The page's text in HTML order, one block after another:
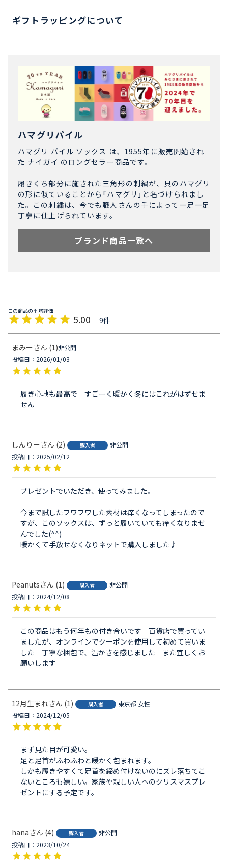
ギフトラッピングについて
ハマグリパイル
ハマグリ パイル ソックス は、1955年に販売開始され
た ナイガイ のロングセラー商品です。
履きくち部分に施された三角形の刺繍が、貝のハマグリ
の形に似ていることから「ハマグリ」と名づけられまし
た。この刺繍は、今でも職人さんの手によって一足一足
丁寧に仕上げられています。
ブランド商品一覧へ
5.00 9
まみー 1 非公開
投稿日
2026/01/03
履き心地も最高で　すごーく暖かく冬にはこれがはずせま
せん
しんりー 2 購入者
非公開
投稿日
2025/02/12
プレゼントでいただき、使ってみました。
今まで試したフワフワした素材は痒くなってしまったので
すが、このソックスは、ずっと履いていても痒くなりませ
んでした(^^)
暖かくて手放せなくなりネットで購入しました♪
Peanuts 1 購入者
非公開
投稿日
2024/12/08
この商品はもう何年もの付き合いです　百貨店で買ってい
ましたが、オンラインでクーポンを使用して初めて買いま
した　丁寧な梱包で、温かさを感じました　また宜しくお
願いします
12月生まれ 1 購入者 東京都 女性
投稿日
2024/12/05
まず見た目が可愛い。
足と足首がふわふわと暖かく包まれます。
しかも履きやすくて足首を締め付けないのにズレ落ちてこ
ないところも嬉しい。家族や親しい人へのクリスマスプレ
ゼントにする予定です。
hana 4 購入者
非公開
投稿日
2023/10/24